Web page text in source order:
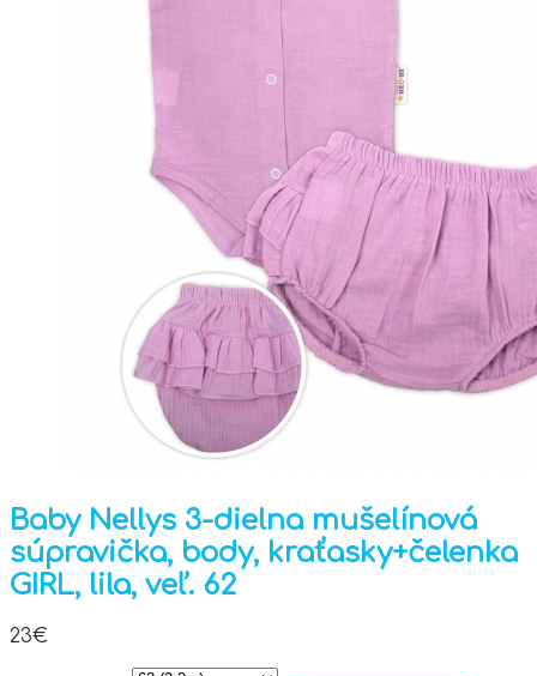
Baby Nellys 3-dielna mušelínová
súpravička, body, kraťasky+čelenka
GIRL, lila, veľ. 62
23€